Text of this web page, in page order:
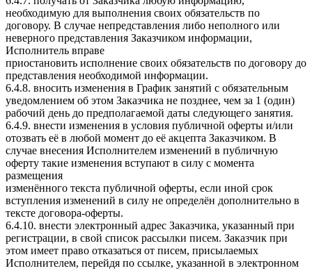
необходимую для выполнения своих обязательств по
договору. В случае непредставления либо неполного или
неверного представления Заказчиком информации,
Исполнитель вправе
приостановить исполнение своих обязательств по договору до
представления необходимой информации.
6.4.8. вносить изменения в График занятий с обязательным
уведомлением об этом Заказчика не позднее, чем за 1 (один)
рабочий день до предполагаемой даты следующего занятия.
6.4.9. внести изменения в условия публичной оферты и/или
отозвать её в любой момент до её акцепта Заказчиком. В
случае внесения Исполнителем изменений в публичную
оферту такие изменения вступают в силу с момента
размещения
изменённого текста публичной оферты, если иной срок
вступления изменений в силу не определён дополнительно в
тексте договора-оферты.
6.4.10. внести электронный адрес Заказчика, указанный при
регистрации, в свой список рассылки писем. Заказчик при
этом имеет право отказаться от писем, присылаемых
Исполнителем, перейдя по ссылке, указанной в электронном